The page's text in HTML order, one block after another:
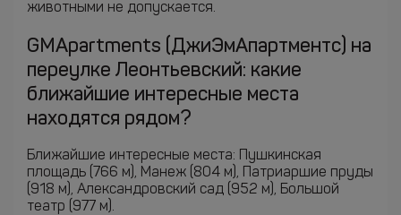
животными не допускается.
GMApartments (ДжиЭмАпартментс) на
переулке Леонтьевский: какие
ближайшие интересные места
находятся рядом?
Ближайшие интересные места: Пушкинская
площадь (766 м), Манеж (804 м), Патриаршие пруды
(918 м), Александровский сад (952 м), Большой
театр (977 м).